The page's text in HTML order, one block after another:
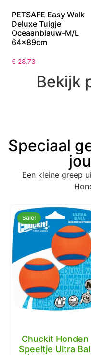
PETSAFE Easy Walk
Deluxe Tuigje
Oceaanblauw-M/L
64x89cm
€ 28,73
Bekijk
Speciaal
Een kleine greep
Sale!
Chuckit Honden
Speeltje Ultra